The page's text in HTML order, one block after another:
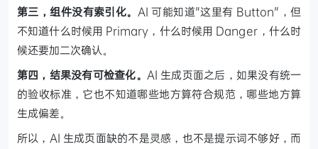
第三，组件没有索引化。 AI 可能知道"这里有 Button"，但
不知道什么时候用 Primary，什么时候用 Danger，什么时
候还要加二次确认。
第四，结果没有可检查化。 AI 生成页面之后，如果没有统一
的验收标准，它也不知道哪些地方算符合规范，哪些地方算
生成偏差。
所以，AI 生成页面缺的不是灵感，也不是提示词不够好，而